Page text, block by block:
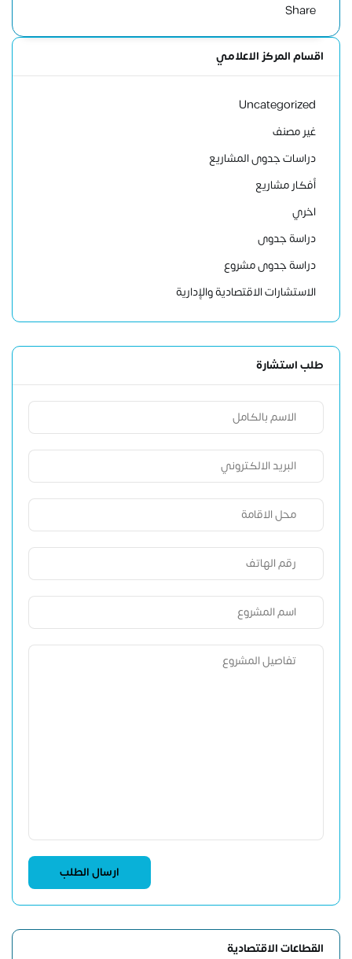
Share
اقسام المركز الاعلامي
Uncategorized
غير مصنف
دراسات جدوى المشاريع
أفكار مشاريع
اخري
دراسة جدوى
دراسة جدوى مشروع
الاستشارات الاقتصادية والإدارية
طلب استشارة
القطاعات الاقتصادية